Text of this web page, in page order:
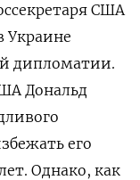
США
Украине
дипломатии.
Дональд
его
Однако, как